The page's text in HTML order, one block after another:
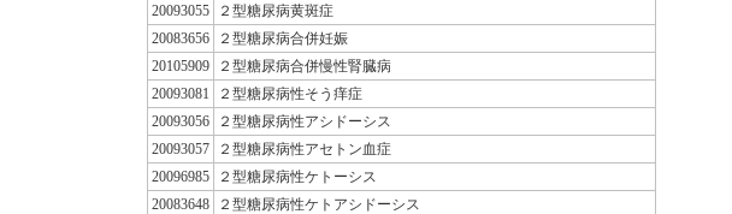
20093055
２型糖尿病黄斑症
20083656
２型糖尿病合併妊娠
20105909
２型糖尿病合併慢性腎臓病
20093081
２型糖尿病性そう痒症
20093056
２型糖尿病性アシドーシス
20093057
２型糖尿病性アセトン血症
20096985
２型糖尿病性ケトーシス
20083648
２型糖尿病性ケトアシドーシス